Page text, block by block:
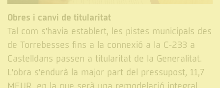
Obres i canvi de titularitat
Tal com s'havia establert, les pistes municipals des
de Torrebesses fins a la connexió a la C-233 a
Castelldans passen a titularitat de la Generalitat.
L'obra s'endurà la major part del pressupost, 11,7